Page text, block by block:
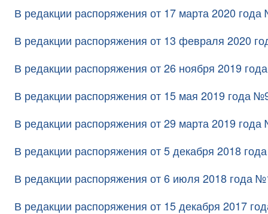
В редакции распоряжения от 17 марта 2020
В редакции распоряжения от 13 февраля 2020
В редакции распоряжения от 26 ноября 2019
В редакции распоряжения от 15 мая 2019 года
В редакции распоряжения от 29 марта 2019
В редакции распоряжения от 5 декабря 2018
В редакции распоряжения от 6 июля 2018 года
В редакции распоряжения от 15 декабря 2017